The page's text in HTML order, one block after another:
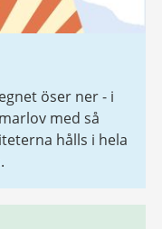
öser ner - i
med så
hålls i hela